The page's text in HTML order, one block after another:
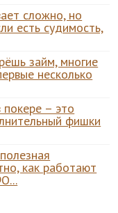
сложно, но
есть судимость,
займ, многие
несколько
– это
фишки
как работают